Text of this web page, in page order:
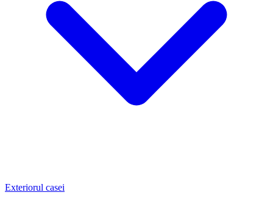
Exteriorul casei